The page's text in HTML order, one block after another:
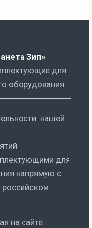
Зип»
для
оборудования
нашей
для
напрямую с
российском
на сайте